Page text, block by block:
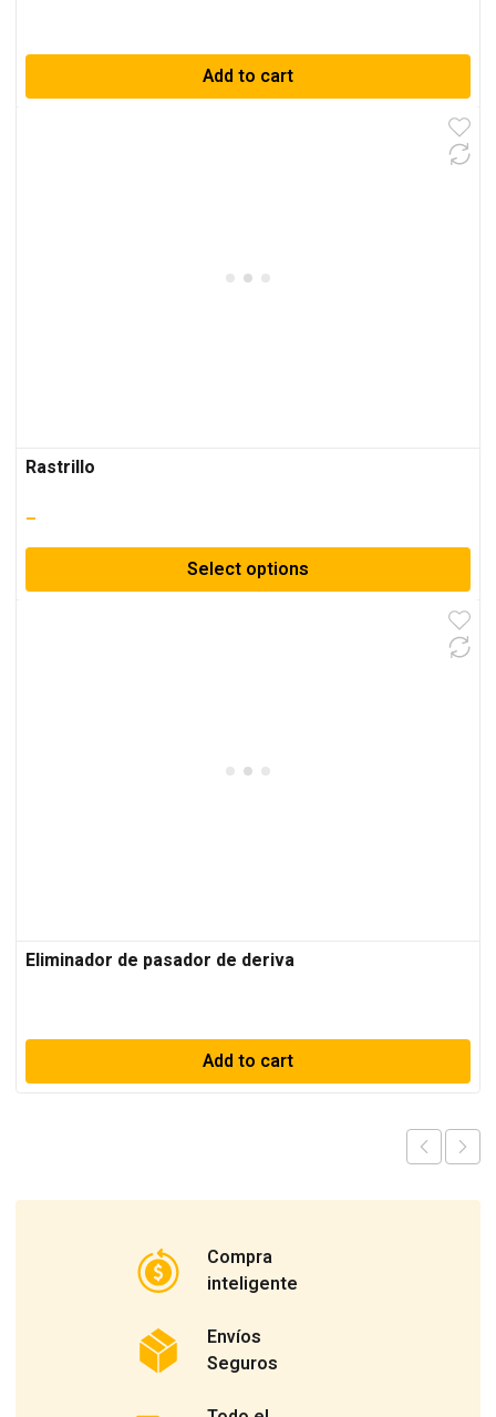
Add to cart
Rastrillo
–
Select options
Eliminador de pasador de deriva
Add to cart
Compra
inteligente
Envíos
Seguros